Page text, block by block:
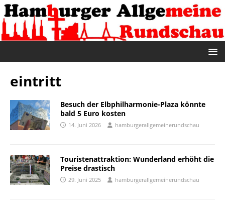
eintritt
Besuch der Elbphilharmonie-Plaza könnte
bald 5 Euro kosten
14. Juni 2026 hamburgerallgemeinerundschau
Touristenattraktion: Wunderland erhöht die
Preise drastisch
29. Juni 2025 hamburgerallgemeinerundschau